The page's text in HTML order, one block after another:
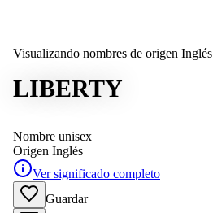
Visualizando nombres de origen Inglés
LIBERTY
Nombre unisex
Origen Inglés
Ver significado completo
Guardar